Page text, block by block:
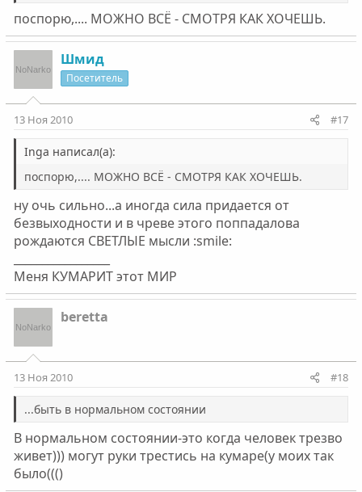
Нажмите для раскрытия...
В ЭТОЙ жизни может быть ВСЕ. Получается когда
хочеш :smile:
поспорю,.... МОЖНО ВСЁ - СМОТРЯ КАК ХОЧЕШЬ.
Шмид
Посетитель
13 Ноя 2010 #17
Inga написал(а):
поспорю,.... МОЖНО ВСЁ - СМОТРЯ КАК ХОЧЕШЬ.
ну очь сильно...а иногда сила придается от
безвыходности и в чреве этого поппадалова
рождаются СВЕТЛЫЕ мысли :smile:
Меня КУМАРИТ этот МИР
beretta
13 Ноя 2010 #18
...быть в нормальном состоянии
В нормальном состоянии-это когда человек трезво
живет))) могут руки трестись на кумаре(у моих так
было((()